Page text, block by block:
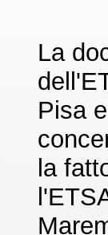
La
Pisa
la